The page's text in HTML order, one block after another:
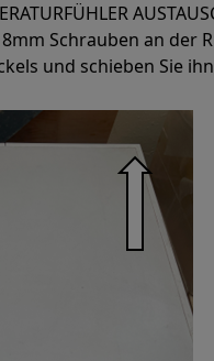
Schrauben an der
und schieben Sie